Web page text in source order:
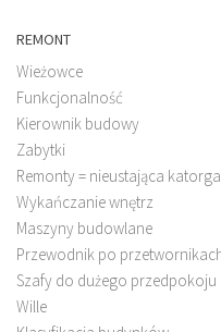
REMONT
Wieżowce
Funkcjonalność
Kierownik budowy
Zabytki
Remonty = nieustająca
Wykańczanie wnętrz
Maszyny budowlane
Przewodnik po
Szafy do dużego przedpokoju
Wille